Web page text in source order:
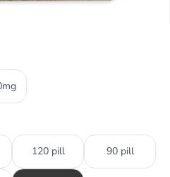
120 pill 90 pill